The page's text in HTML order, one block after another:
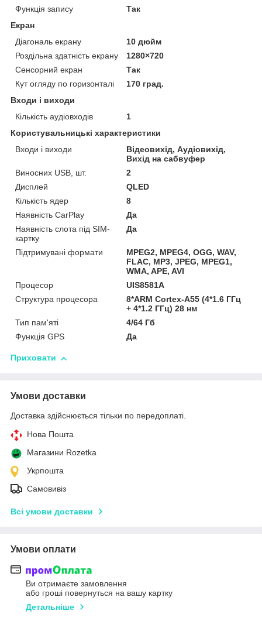
Функція запису
Так
Екран
Діагональ екрану
10 дюйм
Роздільна здатність екрану
1280×720
Сенсорний екран
Так
Кут огляду по горизонталі
170 град.
Входи і виходи
Кількість аудіовходів
1
Користувальницькі характеристики
Входи і виходи
Відеовихід, Аудіовихід,
Вихід на сабвуфер
Виносних USB, шт.
2
Дисплей
QLED
Кількість ядер
8
Наявність CarPlay
Да
Наявність слота під SIM-
картку
Да
Підтримувані формати
MPEG2, MPEG4, OGG, WAV,
FLAC, MP3, JPEG, MPEG1,
WMA, APE, AVI
Процесор
UIS8581A
Структура процесора
8*ARM Cortex-A55 (4*1.6 ГГц
+ 4*1.2 ГГц) 28 нм
Тип пам'яті
4/64 Гб
Функція GPS
Да
Приховати
Умови доставки
Доставка здійснюється тільки по передоплаті.
Нова Пошта
Магазини Rozetka
Укрпошта
Самовивіз
Всі умови доставки
Умови оплати
Ви отримаєте замовлення
або гроші повернуться на вашу картку
Детальніше